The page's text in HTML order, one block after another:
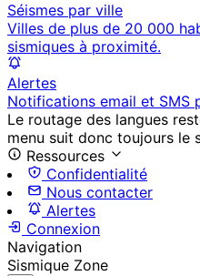
Séismes par ville
Villes de plus de 20 000
sismiques à proximité.
Alertes
Notifications email et SMS
Le routage des langues
menu suit donc toujours le
Ressources
Confidentialité
Nous contacter
Alertes
Connexion
Navigation
Sismique Zone